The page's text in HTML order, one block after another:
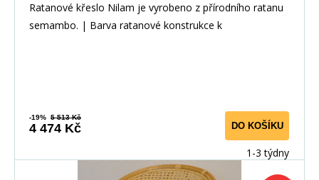
Ratanové křeslo Nilam je vyrobeno z přírodního ratanu
semambo. | Barva ratanové konstrukce k
-19% 5 513 Kč
4 474 Kč DO KOŠÍKU
1-3 týdny